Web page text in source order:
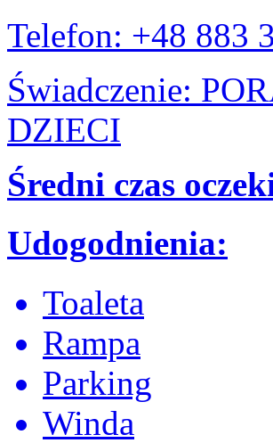
Telefon: +48 883
Świadczenie:
DZIECI
Średni czas
Udogodnienia:
Toaleta
Rampa
Parking
Winda